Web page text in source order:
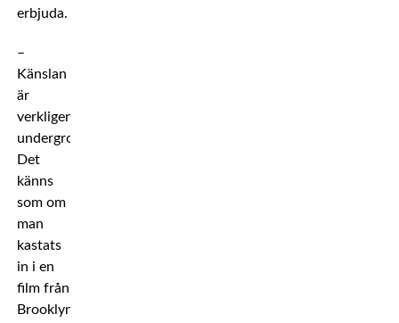
erbjuda.
–
Känslan
är
verkligen
underground.
Det
känns
som om
man
kastats
in i en
film från
Brooklyn